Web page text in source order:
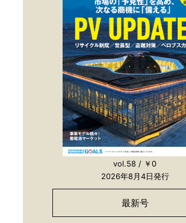
vol.58 / ￥0
2026年8月4日発行
最新号